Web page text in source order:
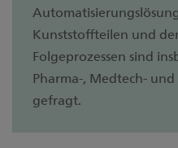
Kunststoffteilen und
Folgeprozessen sind
Pharma-, Medtech-
gefragt.